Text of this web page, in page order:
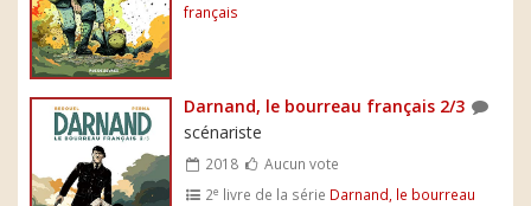
français
Darnand, le bourreau français 2/3
scénariste
2018
Aucun vote
2e livre de la série Darnand, le bourreau